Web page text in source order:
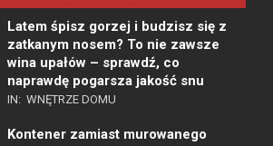
Latem śpisz gorzej i budzisz się z
zatkanym nosem? To nie zawsze
wina upałów – sprawdź, co
naprawdę pogarsza jakość snu
IN: WNĘTRZE DOMU
Kontener zamiast murowanego